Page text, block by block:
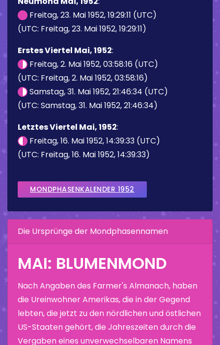
Freitag, 23. Mai 1952, 19:29:11 (UTC)
(UTC: Freitag, 23. Mai 1952, 19:29:11)
Erstes Viertel Mai, 1952:
Freitag, 2. Mai 1952, 03:58:16 (UTC)
(UTC: Freitag, 2. Mai 1952, 03:58:16)
Samstag, 31. Mai 1952, 21:46:34 (UTC)
(UTC: Samstag, 31. Mai 1952, 21:46:34)
Letztes Viertel Mai, 1952:
Freitag, 16. Mai 1952, 14:39:33 (UTC)
(UTC: Freitag, 16. Mai 1952, 14:39:33)
MONDPHASENKALENDER 1952
Die Ursprünge der Mondphasennamen
MAI: BLUMENMOND
Nach Angaben des Farmer's Almanach, haben
die Ureinwohner Amerikas, die in der Gegend
lebten, die jetzt zu den nördlichen und östlichen
US-Staaten gehört, die Jahreszeiten durch die
Vergaben eines unverwechselbaren Namens